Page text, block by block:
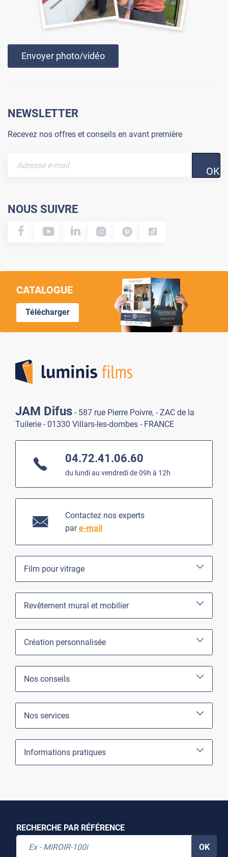
Envoyer photo/vidéo
NEWSLETTER
Recevez nos offres et conseils en avant première
OK
NOUS SUIVRE
CATALOGUE
Télécharger
JAM Difus - 587 rue Pierre Poivre, - ZAC de la
Tuilerie - 01330 Villars-les-dombes - FRANCE
04.72.41.06.60
du lundi au vendredi de 09h à 12h
Contactez nos experts
pare-mail
Film pour vitrage
Revêtement mural et mobilier
Création personnalisée
Nos conseils
Nos services
Informations pratiques
RECHERCHE PAR RÉFÉRENCE
OK